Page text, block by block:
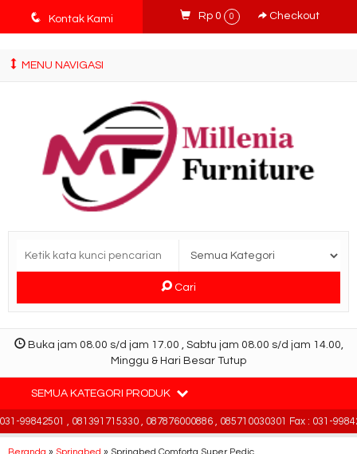
tv3ISbyqwvMDypa7aIfj2FUlPKawe7X5fX5v6wsT4Ns
q Kontak Kami Rp 0 0 Checkout
MENU NAVIGASI
Cari
Buka jam 08.00 s/d jam 17.00 , Sabtu jam 08.00 s/d jam 14.00,
Minggu & Hari Besar Tutup
SEMUA KATEGORI PRODUK
99842501 , 081391715330 , 087876000886 , 085710030301 Fax : 031-
Beranda » Springbed » Springbed Comforta Super Pedic